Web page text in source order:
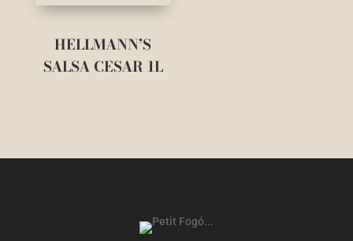
HELLMANN’S
SALSA CESAR 1L